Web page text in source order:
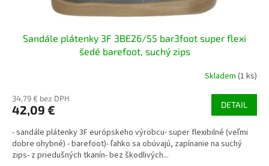
Sandále plátenky 3F 3BE26/55 bar3foot super flexi
šedé barefoot, suchý zips
Skladem (1 ks)
34,79 € bez DPH
42,09 € DETAIL
- sandále plátenky 3F európskeho výrobcu- super flexibilné (veľmi
dobre ohybné) - barefoot)- ľahko sa obúvajú, zapínanie na suchý
zips- z priedušných tkanín- bez škodlivých...